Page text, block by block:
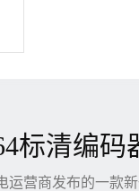
标清编码
运营商发布的一款